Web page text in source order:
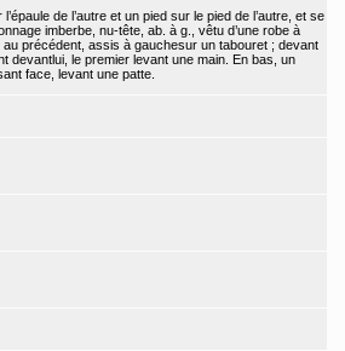
de l’autre et un pied sur le pied de l’autre, et se
imberbe, nu-tête, ab. à g., vêtu d’une robe à
précédent, assis à gauchesur un tabouret ; devant
devantlui, le premier levant une main. En bas, un
face, levant une patte.